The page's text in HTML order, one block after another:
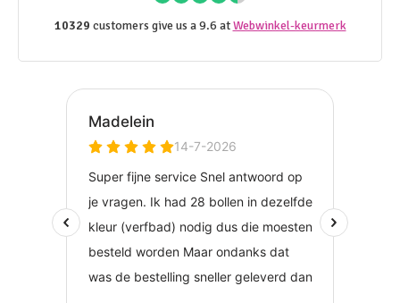
10329 customers give us a 9.6 atWebwinkel-keurmerk